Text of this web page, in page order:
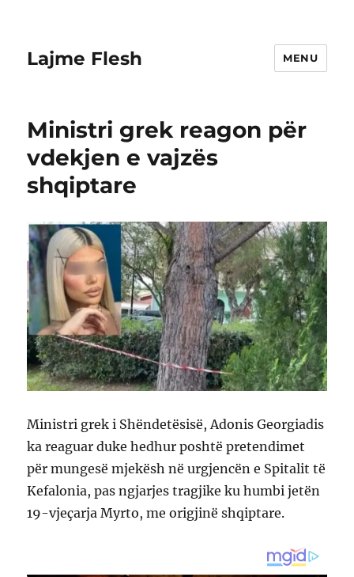
Lajme Flesh MENU
Ministri grek reagon për
vdekjen e vajzës
shqiptare
Ministri grek i Shëndetësisë, Adonis Georgiadis
ka reaguar duke hedhur poshtë pretendimet
për mungesë mjekësh në urgjencën e Spitalit të
Kefalonia, pas ngjarjes tragjike ku humbi jetën
19-vjeçarja Myrto, me origjinë shqiptare.